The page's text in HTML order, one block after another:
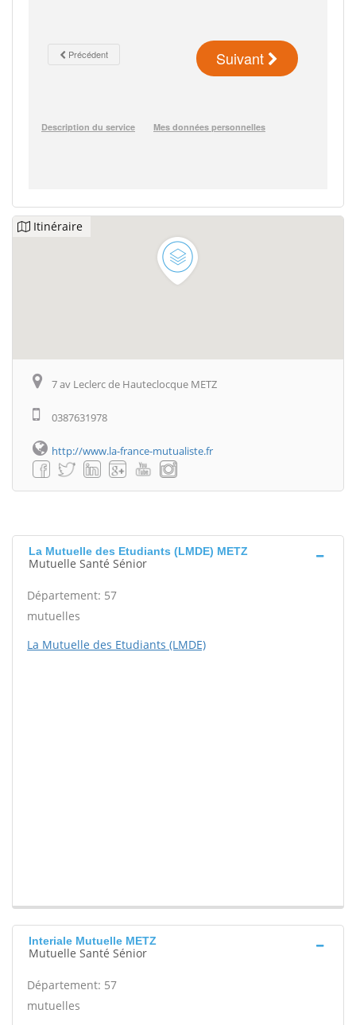
Itinéraire
7 av Leclerc de Hauteclocque METZ
0387631978
http://www.la-france-mutualiste.fr
La Mutuelle des Etudiants (LMDE) METZ
Mutuelle Santé Sénior
Département: 57
mutuelles
La Mutuelle des Etudiants (LMDE)
Interiale Mutuelle METZ
Mutuelle Santé Sénior
Département: 57
mutuelles